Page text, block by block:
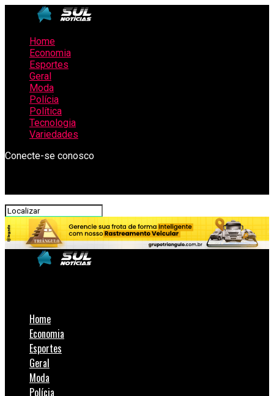
Home
Economia
Esportes
Geral
Moda
Polícia
Política
Tecnologia
Variedades
Conecte-se conosco
Home
Economia
Esportes
Geral
Moda
Polícia